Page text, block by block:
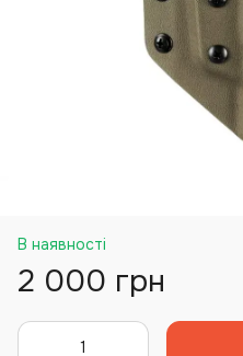
В наявності
2 000 грн